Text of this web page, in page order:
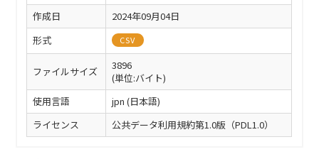
作成日
2024年09月04日
形式
CSV
ファイルサイズ
3896
(単位:バイト)
使用言語
jpn (日本語)
ライセンス
公共データ利用規約第1.0版（PDL1.0）